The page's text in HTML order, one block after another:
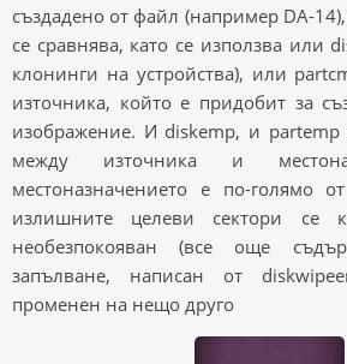
създадено от файл (например DA-
се сравнява, като се използва или
клонинги на устройства), или
източника, който е придобит за
изображение. И diskemp, и partemp
между източника и
местоназначението е по-голямо
излишните целеви сектори се
необезпокояван (все още
запълване, написан от
променен на нещо друго